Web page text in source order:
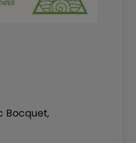
Bocquet,